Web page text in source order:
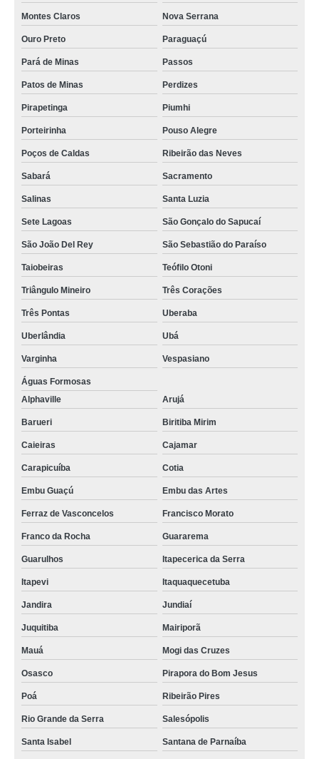
Montes Claros Nova Serrana
Ouro Preto Paraguaçú
Pará de Minas Passos
Patos de Minas Perdizes
Pirapetinga Piumhi
Porteirinha Pouso Alegre
Poços de Caldas Ribeirão das Neves
Sabará Sacramento
Salinas Santa Luzia
Sete Lagoas São Gonçalo do Sapucaí
São João Del Rey São Sebastião do Paraíso
Taiobeiras Teófilo Otoni
Triângulo Mineiro Três Corações
Três Pontas Uberaba
Uberlândia Ubá
Varginha Vespasiano
Águas Formosas
Alphaville
Arujá
Barueri Biritiba Mirim
Caieiras Cajamar
Carapicuíba Cotia
Embu Guaçú Embu das Artes
Ferraz de Vasconcelos Francisco Morato
Franco da Rocha Guararema
Guarulhos Itapecerica da Serra
Itapevi Itaquaquecetuba
Jandira Jundiaí
Juquitiba Mairiporã
Mauá Mogi das Cruzes
Osasco Pirapora do Bom Jesus
Poá Ribeirão Pires
Rio Grande da Serra Salesópolis
Santa Isabel Santana de Parnaíba